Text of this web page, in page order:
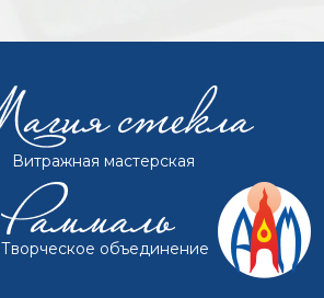
Витражная мастерская
Творческое объединение